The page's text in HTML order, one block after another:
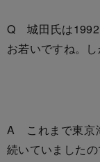
Q 城田氏は1992
お若いですね。し
A これまで東京
続いていました